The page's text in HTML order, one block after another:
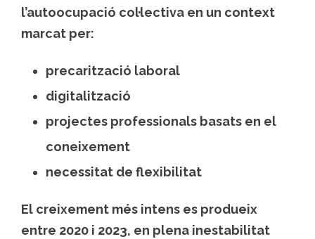
l’autoocupació col·lectiva en un context
marcat per:
precarització laboral
digitalització
projectes professionals basats en el
coneixement
necessitat de flexibilitat
El creixement més intens es produeix
entre 2020 i 2023, en plena inestabilitat